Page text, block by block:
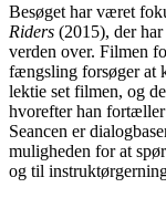
Besøget har været
Riders (2015), der
verden over. Filmen
fængsling forsøger at
lektie set filmen, og
hvorefter han fortæller
Seancen er
muligheden for at
og til